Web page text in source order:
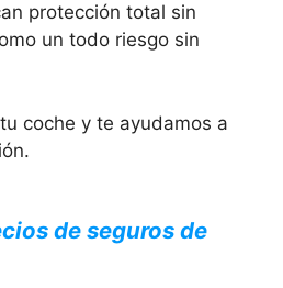
protección total sin
un todo riesgo sin
coche y te ayudamos a
de seguros de